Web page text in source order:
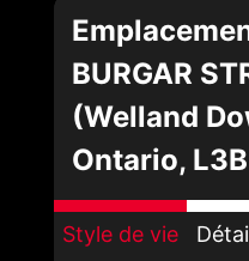
BURGAR
(Welland
Ontario,
Style de vie